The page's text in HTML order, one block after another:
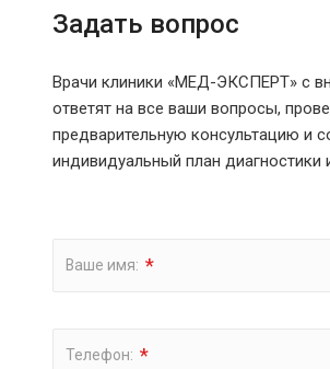
Задать вопрос
Врачи клиники «МЕД-ЭКСПЕРТ» с
ответят на все ваши вопросы,
предварительную консультацию и
индивидуальный план диагностики
Ваше имя: *
Телефон: *